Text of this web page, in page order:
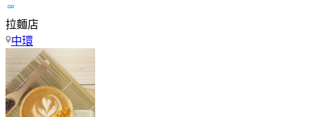
拉麵店
中環